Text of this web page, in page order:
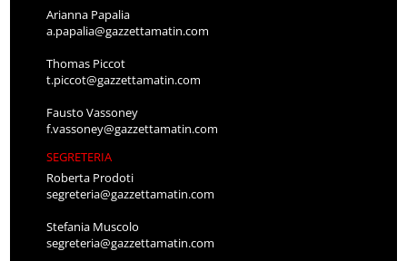
Arianna Papalia
a.papalia@gazzettamatin.com
Thomas Piccot
t.piccot@gazzettamatin.com
Fausto Vassoney
f.vassoney@gazzettamatin.com
SEGRETERIA
Roberta Prodoti
segreteria@gazzettamatin.com
Stefania Muscolo
segreteria@gazzettamatin.com